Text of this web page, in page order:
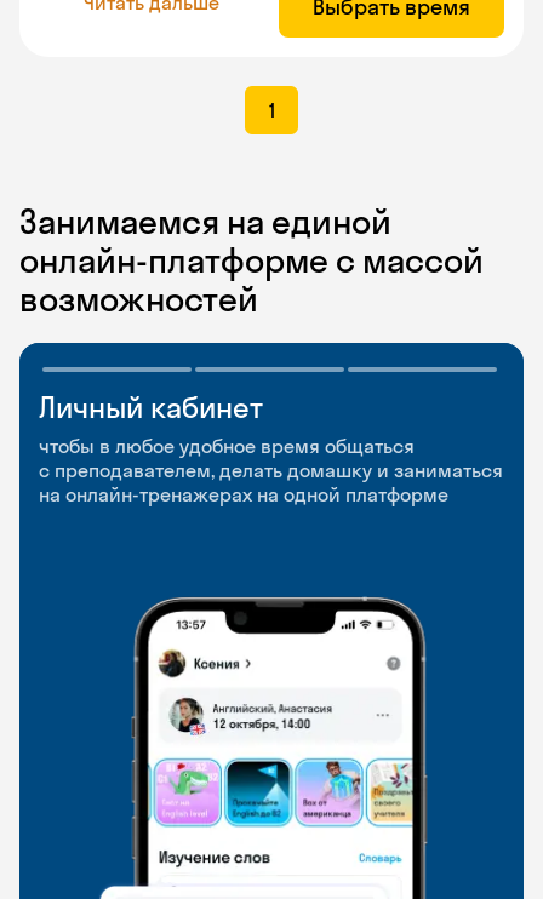
Выбрать время
1
Занимаемся на единой
онлайн-платформе с массой
возможностей
Личный кабинет
чтобы в любое удобное время общаться
с преподавателем, делать домашку и заниматься
на онлайн-тренажерах на одной платформе
Мобильное
приложение
чтобы заниматься и изучать новые слова где
и когда удобно
Разговорные клубы
и Talks
Групповые занятия для разговорной практики
и индивидуальные встречи с преподавателями